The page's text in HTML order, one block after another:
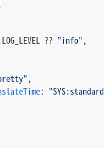
LOG_LEVEL ?? "info",
,
: "SYS:standard"